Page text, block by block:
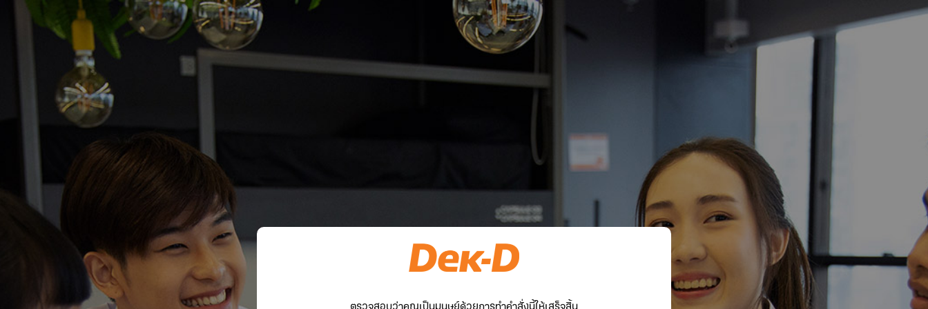
ตรวจสอบว่าคุณเป็นมนุษย์ด้วยการทำคำสั่งนี้ให้เสร็จสิ้น